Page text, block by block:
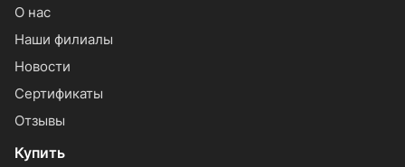
О нас
Наши филиалы
Новости
Сертификаты
Отзывы
Купить